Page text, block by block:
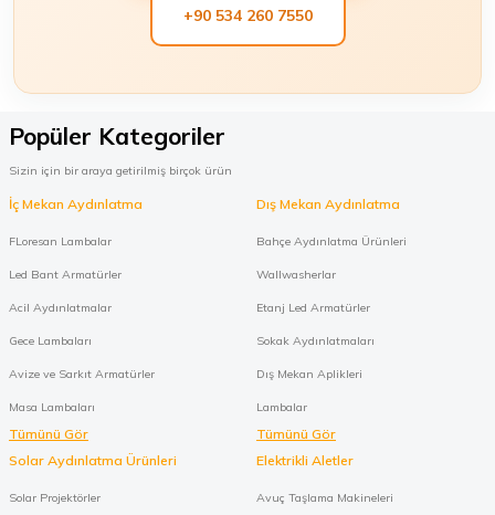
+90 534 260 7550
Popüler Kategoriler
Sizin için bir araya getirilmiş birçok ürün
İç Mekan Aydınlatma
FLoresan Lambalar
Led Bant Armatürler
Acil Aydınlatmalar
Gece Lambaları
Avize ve Sarkıt Armatürler
Masa Lambaları
Tümünü Gör
Dış Mekan Aydınlatma
Bahçe Aydınlatma Ürünleri
Wallwasherlar
Etanj Led Armatürler
Sokak Aydınlatmaları
Dış Mekan Aplikleri
Lambalar
Tümünü Gör
Solar Aydınlatma Ürünleri
Solar Projektörler
Elektrikli Aletler
Avuç Taşlama Makineleri